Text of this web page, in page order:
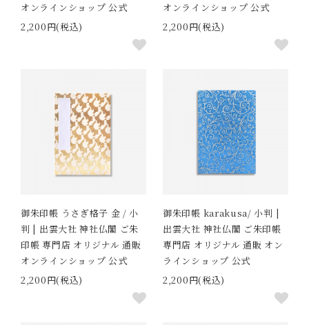
オンラインショップ 公式
2,200円(税込)
オンラインショップ 公式
2,200円(税込)
御朱印帳 うさぎ格子 金 / 小
判 | 出雲大社 神社仏閣 ご朱
印帳 専門店 オリジナル 通販
オンラインショップ 公式
2,200円(税込)
御朱印帳 karakusa/ 小判 |
出雲大社 神社仏閣 ご朱印帳
専門店 オリジナル 通販 オン
ラインショップ 公式
2,200円(税込)